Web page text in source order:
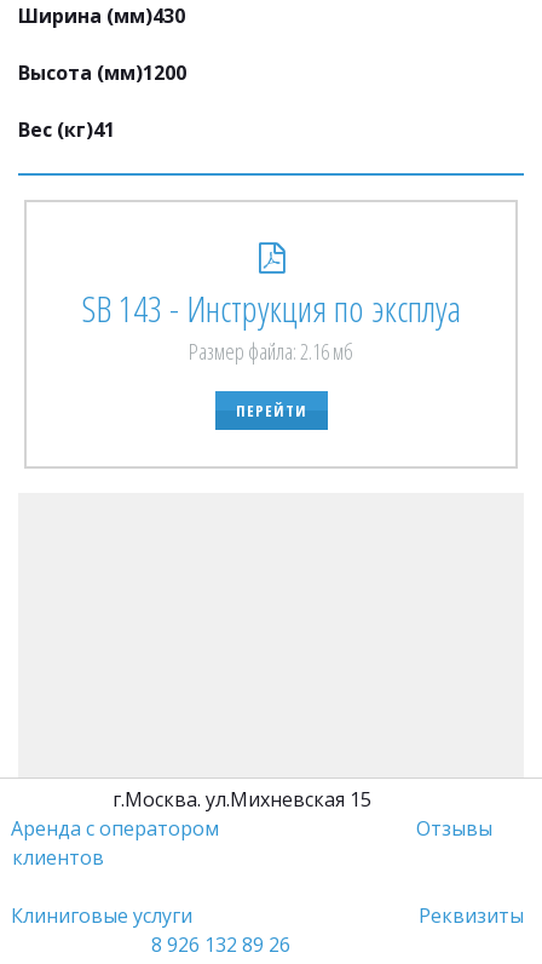
Ширина (мм)430
Высота (мм)1200
Вес (кг)41
SB 143 - Инструкция по эксплуа
Размер файла: 2.16 мб
ПЕРЕЙТИ
Аренда с оператором
Отзывы
клиентов
Клиниговые услуги
Реквизиты
8 926 132 89 26